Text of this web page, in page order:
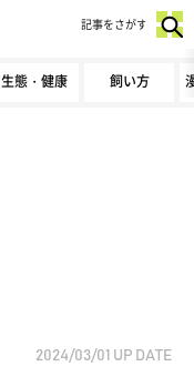
生態・健康 飼い方
記事をさがす
2024/03/01 UP DATE